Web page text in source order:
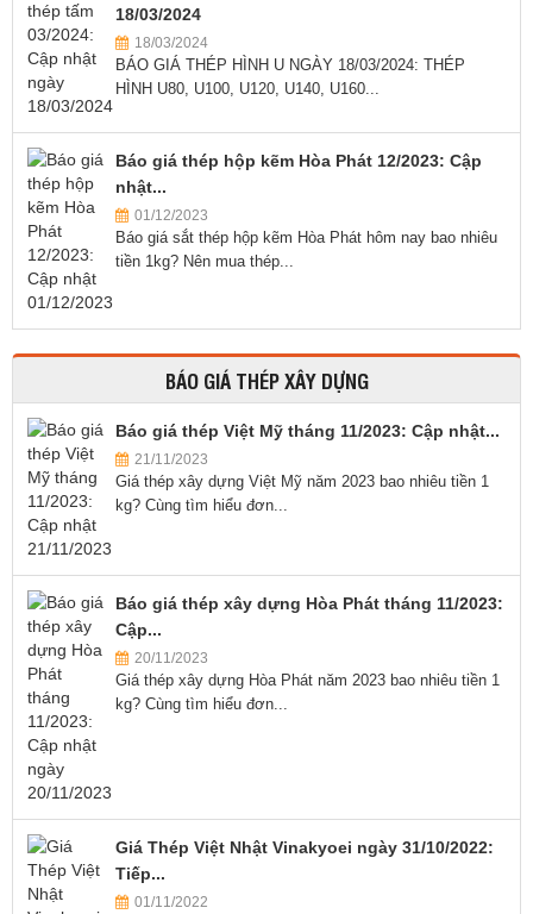
18/03/2024
18/03/2024
BÁO GIÁ THÉP HÌNH U NGÀY 18/03/2024: THÉP
HÌNH U80, U100, U120, U140, U160...
Báo giá thép hộp kẽm Hòa Phát 12/2023: Cập
nhật...
01/12/2023
Báo giá sắt thép hộp kẽm Hòa Phát hôm nay bao nhiêu
tiền 1kg? Nên mua thép...
BÁO GIÁ THÉP XÂY DỰNG
Báo giá thép Việt Mỹ tháng 11/2023: Cập nhật...
21/11/2023
Giá thép xây dựng Việt Mỹ năm 2023 bao nhiêu tiền 1
kg? Cùng tìm hiểu đơn...
Báo giá thép xây dựng Hòa Phát tháng 11/2023:
Cập...
20/11/2023
Giá thép xây dựng Hòa Phát năm 2023 bao nhiêu tiền 1
kg? Cùng tìm hiểu đơn...
Giá Thép Việt Nhật Vinakyoei ngày 31/10/2022:
Tiếp...
01/11/2022